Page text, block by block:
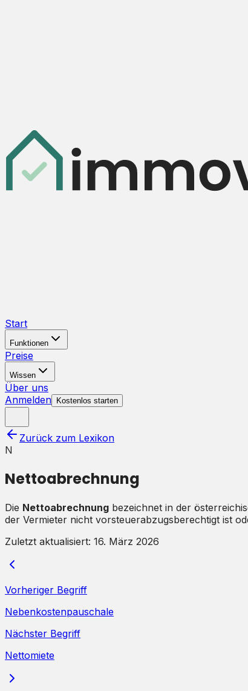
Start
Funktionen
Preise
Wissen
Über uns
Anmelden
Kostenlos starten
Zurück zum Lexikon
N
Nettoabrechnung
Die Nettoabrechnung bezeichnet in der
der Vermieter nicht vorsteuerabzugsberechtigt ist
Zuletzt aktualisiert: 16. März 2026
Vorheriger Begriff
Nebenkostenpauschale
Nächster Begriff
Nettomiete